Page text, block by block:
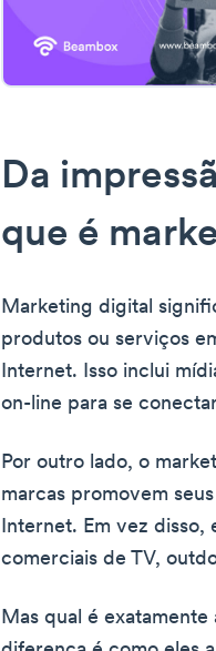
Da
que é
Marketing digital
produtos ou serviços
Internet. Isso inclui
on-line para se
Por outro lado, o
marcas promovem
Internet. Em vez disso,
comerciais de TV,
Mas qual é